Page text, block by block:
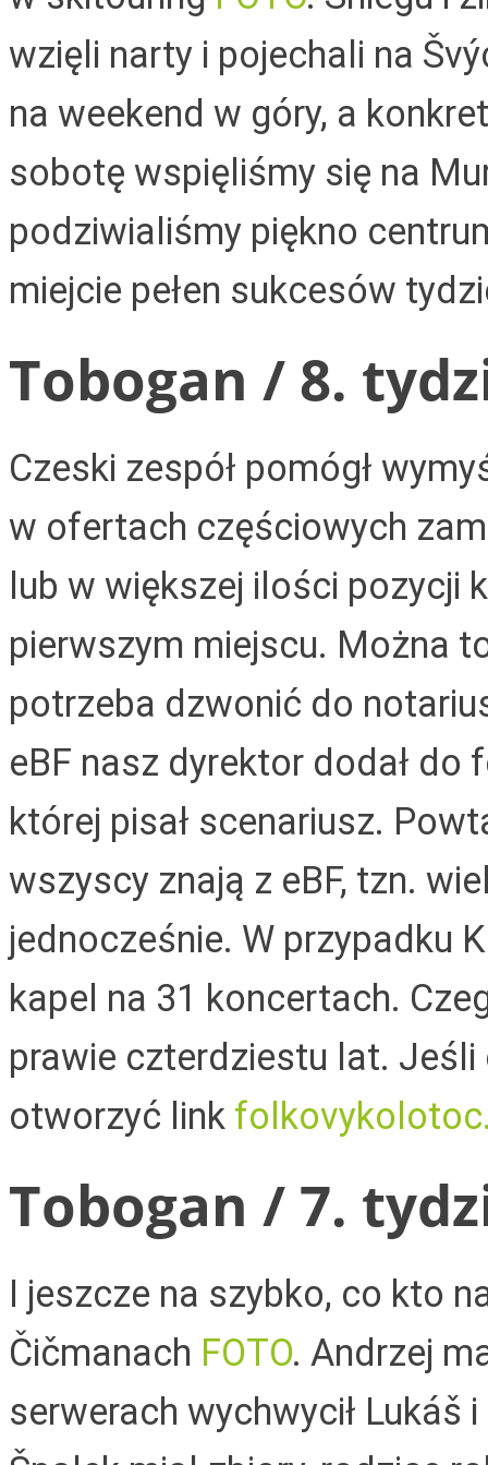
wzięli narty i pojechali na
na weekend w góry, a
sobotę wspięliśmy się na
podziwialiśmy piękno
miejcie pełen sukcesów
Tobogan / 8.
Czeski zespół pomógł
w ofertach częściowych
lub w większej ilości pozycji
pierwszym miejscu. Można
potrzeba dzwonić do
eBF nasz dyrektor dodał do
której pisał scenariusz.
wszyscy znają z eBF, tzn.
jednocześnie. W przypadku
kapel na 31 koncertach.
prawie czterdziestu lat.
otworzyć link
Tobogan / 7.
I jeszcze na szybko, co kto
Čičmanach FOTO. Andrzej
serwerach wychwycił Lukáš